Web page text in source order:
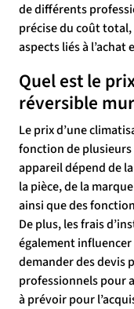
de différents
précise du coût
aspects liés à
Quel est le
réversible
Le prix d’une
fonction de plusieurs
appareil dépend de
la pièce, de la
ainsi que des
De plus, les frais
également
demander des devis
professionnels pour
à prévoir pour